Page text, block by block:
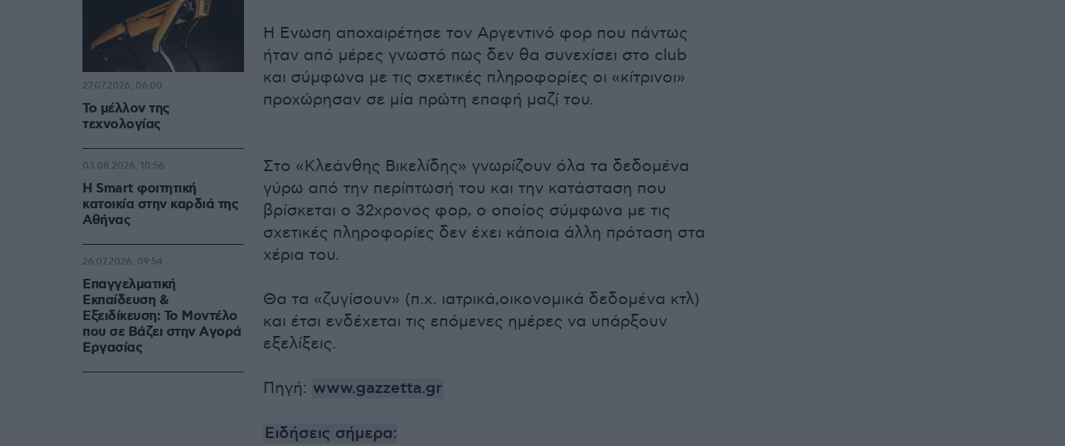
Η Ενωση αποχαιρέτησε τον Αργεντινό φορ που πάντως
ήταν από μέρες γνωστό πως δεν θα συνεχίσει στο club
και σύμφωνα με τις σχετικές πληροφορίες οι «κίτρινοι»
προχώρησαν σε μία πρώτη επαφή μαζί του.
Στο «Κλεάνθης Βικελίδης» γνωρίζουν όλα τα δεδομένα
γύρω από την περίπτωσή του και την κατάσταση που
βρίσκεται ο 32χρονος φορ, ο οποίος σύμφωνα με τις
σχετικές πληροφορίες δεν έχει κάποια άλλη πρόταση στα
χέρια του.
Θα τα «ζυγίσουν» (π.χ. ιατρικά,οικονομικά δεδομένα κτλ)
και έτσι ενδέχεται τις επόμενες ημέρες να υπάρξουν
εξελίξεις.
Πηγή: www.gazzetta.gr
Ειδήσεις σήμερα:
Το μέλλον της
τεχνολογίας
27.07.2026, 06:00
Η Smart φοιτητική
κατοικία στην καρδιά της
Αθήνας
03.08.2026, 10:56
Επαγγελματική
Εκπαίδευση &
Εξειδίκευση: Το Mοντέλο
που σε Bάζει στην Aγορά
Eργασίας
26.07.2026, 09:54